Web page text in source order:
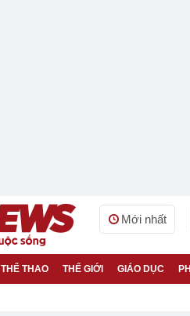
Mới nhất
THỂ THAO THẾ GIỚI GIÁO DỤC